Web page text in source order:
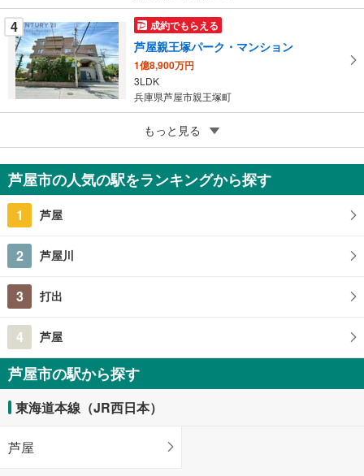
る
4 成約でもらえる
芦屋親王塚パーク・マンション
1億8,900万円
3LDK
兵庫県芦屋市親王塚町
成約でもらえる
プラウド芦屋平田町
1億2,480万円
2SLDK
もっと見る
芦屋市の人気の駅をランキングから探す
1 芦屋
2 芦屋川
3 打出
4 芦屋
芦屋市の駅から探す
東海道本線（JR西日本）
芦屋